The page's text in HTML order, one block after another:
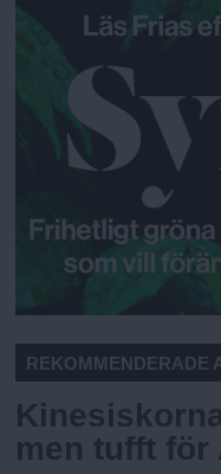
REKOMMENDERADE
men tufft för